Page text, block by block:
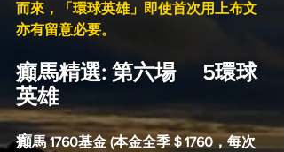
而來，「環球英雄」即使首次用上布文
亦有留意必要。
癲馬精選: 第六場     5環球
英雄
癲馬 1760基金 (本金全季＄1760，每次